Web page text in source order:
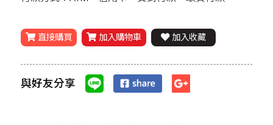
直接購買 加入購物車 加入收藏
與好友分享